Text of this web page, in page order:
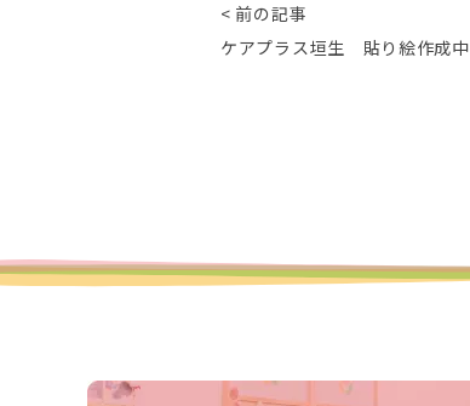
< 前の記事
ケアプラス垣生 貼り絵作成中